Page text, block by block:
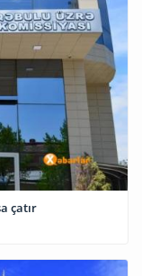
çatır